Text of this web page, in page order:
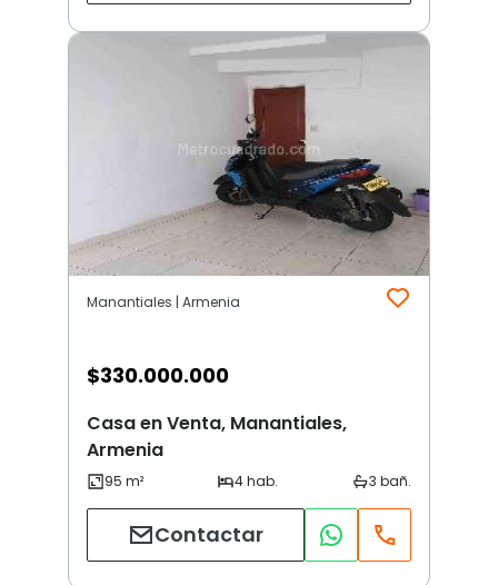
Manantiales | Armenia
$330.000.000
Casa en Venta, Manantiales,
Armenia
Contactar